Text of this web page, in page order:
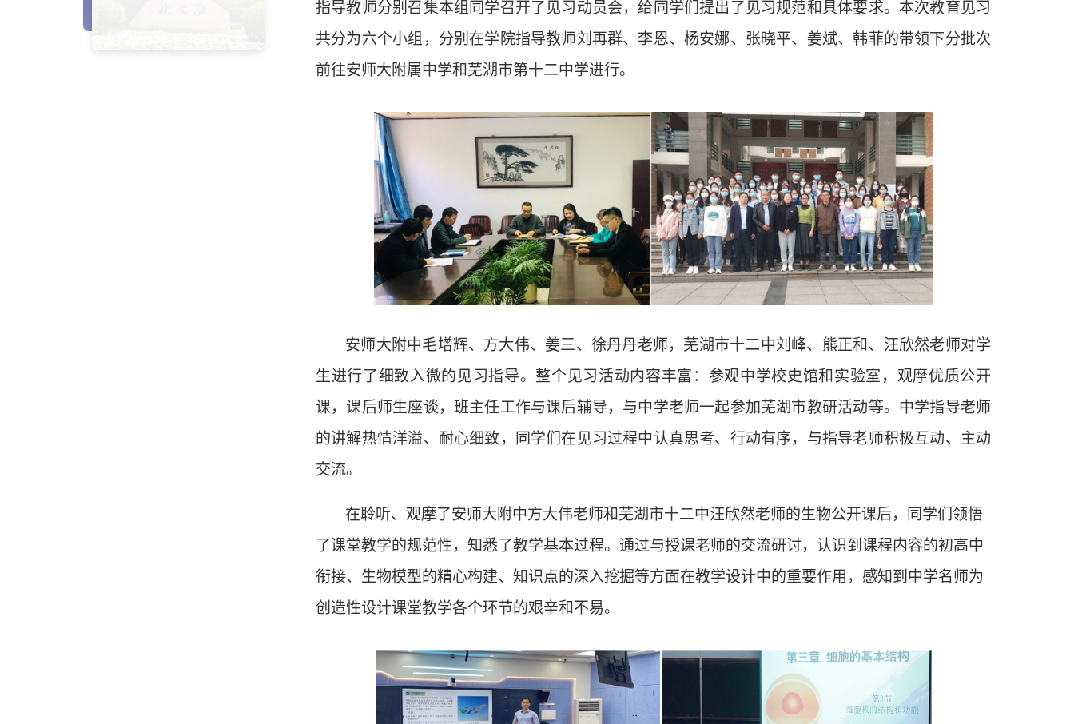
指导教师分别召集本组同学召开了见习动员会，给同学们提出了见习规范和具体要求。本次教育见习
共分为六个小组，分别在学院指导教师刘再群、李恩、杨安娜、张晓平、姜斌、韩菲的带领下分批次
前往安师大附属中学和芜湖市第十二中学进行。
安师大附中毛增辉、方大伟、姜三、徐丹丹老师，芜湖市十二中刘峰、熊正和、汪欣然老师对学
生进行了细致入微的见习指导。整个见习活动内容丰富：参观中学校史馆和实验室，观摩优质公开
课，课后师生座谈，班主任工作与课后辅导，与中学老师一起参加芜湖市教研活动等。中学指导老师
的讲解热情洋溢、耐心细致，同学们在见习过程中认真思考、行动有序，与指导老师积极互动、主动
交流。
在聆听、观摩了安师大附中方大伟老师和芜湖市十二中汪欣然老师的生物公开课后，同学们领悟
了课堂教学的规范性，知悉了教学基本过程。通过与授课老师的交流研讨，认识到课程内容的初高中
衔接、生物模型的精心构建、知识点的深入挖掘等方面在教学设计中的重要作用，感知到中学名师为
创造性设计课堂教学各个环节的艰辛和不易。